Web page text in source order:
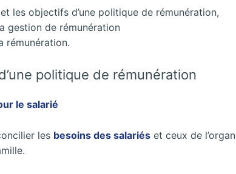
et les objectifs d’une politique de rémunération,
gestion de rémunération
rémunération.
politique de rémunération
le salarié
les besoins des salariés et ceux de